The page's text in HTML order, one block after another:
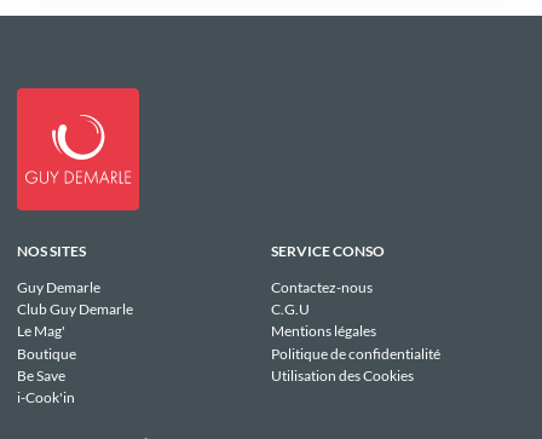
NOS SITES
Guy Demarle
Club Guy Demarle
Le Mag'
Boutique
Be Save
i-Cook'in
SERVICE CONSO
Contactez-nous
C.G.U
Mentions légales
Politique de confidentialité
Utilisation des Cookies